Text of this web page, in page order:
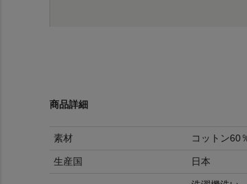
商品詳細
素材 コットン60
生産国 日本